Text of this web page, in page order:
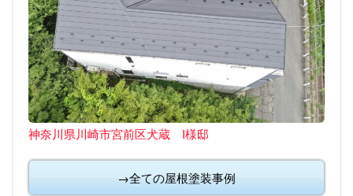
神奈川県川崎市宮前区犬蔵 I様邸
→全ての屋根塗装事例